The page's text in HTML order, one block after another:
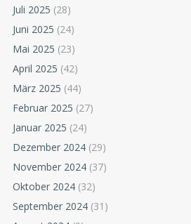
Juli 2025 (28)
Juni 2025 (24)
Mai 2025 (23)
April 2025 (42)
März 2025 (44)
Februar 2025 (27)
Januar 2025 (24)
Dezember 2024 (29)
November 2024 (37)
Oktober 2024 (32)
September 2024 (31)